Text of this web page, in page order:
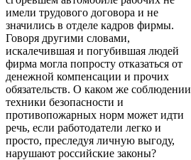
имели трудового договора и не
значились в отделе кадров фирмы.
Говоря другими словами,
искалечившая и погубившая людей
фирма могла попросту отказаться от
денежной компенсации и прочих
обязательств. О каком же соблюдении
техники безопасности и
противопожарных норм может идти
речь, если работодатели легко и
просто, преследуя личную выгоду,
нарушают российские законы?